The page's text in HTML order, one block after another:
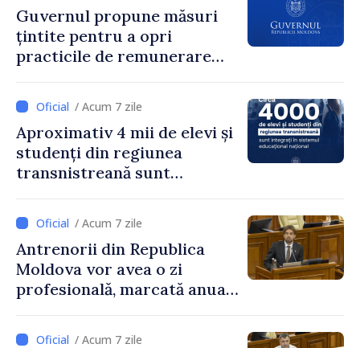
Guvernul propune măsuri
țintite pentru a opri
practicile de remunerare
/ Acum 7 zile
Aproximativ 4 mii de elevi și
studenți din regiunea
transnistreană sunt
educațional național
/ Acum 7 zile
Antrenorii din Republica
Moldova vor avea o zi
profesională, marcată anual
/ Acum 7 zile